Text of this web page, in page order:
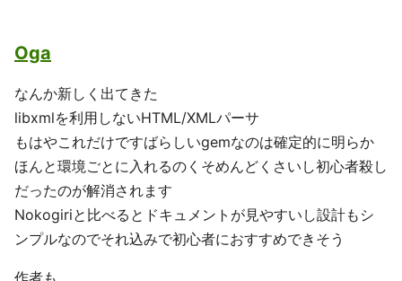
Oga
なんか新しく出てきた
libxmlを利用しないHTML/XMLパーサ
もはやこれだけですばらしいgemなのは確定的に明らか
ほんと環境ごとに入れるのくそめんどくさいし初心者殺し
だったのが解消されます
Nokogiriと比べるとドキュメントが見やすいし設計もシ
ンプルなのでそれ込みで初心者におすすめできそう
作者も